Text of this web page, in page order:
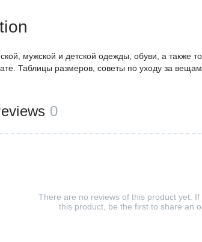
мужской и детской одежды, обуви, а также
Таблицы размеров, советы по уходу за
0
There are no reviews of this product yet.
this product, be the first to share an